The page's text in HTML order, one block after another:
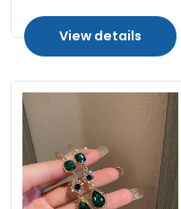
View details